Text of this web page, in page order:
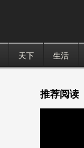
天下 生活
推荐阅读